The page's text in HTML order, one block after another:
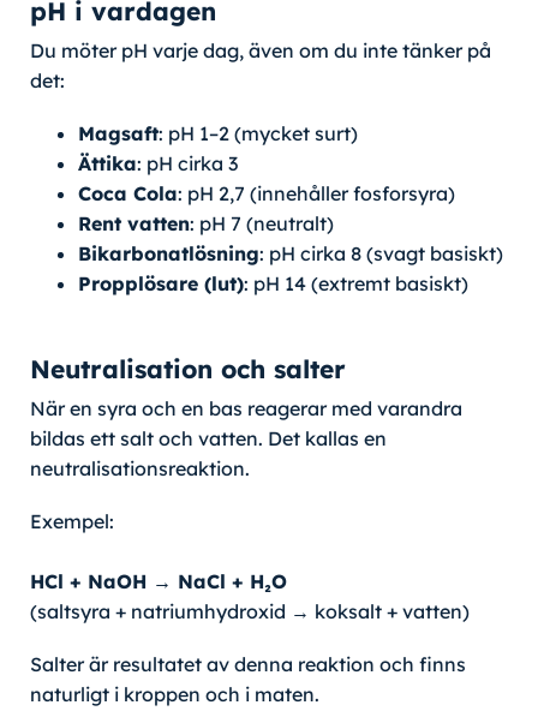
pH i vardagen
Du möter pH varje dag, även om du inte tänker på
det:
Magsaft: pH 1–2 (mycket surt)
Ättika: pH cirka 3
Coca Cola: pH 2,7 (innehåller fosforsyra)
Rent vatten: pH 7 (neutralt)
Bikarbonatlösning: pH cirka 8 (svagt basiskt)
Propplösare (lut): pH 14 (extremt basiskt)
Neutralisation och salter
När en syra och en bas reagerar med varandra
bildas ett salt och vatten. Det kallas en
neutralisationsreaktion.
Exempel:
HCl + NaOH → NaCl + H₂O
(saltsyra + natriumhydroxid → koksalt + vatten)
Salter är resultatet av denna reaktion och finns
naturligt i kroppen och i maten.